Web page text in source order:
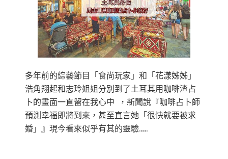
多年前的綜藝節目「食尚玩家」和「花漾姊姊」
浩角翔起和志玲姐姐分別到了土耳其用咖啡渣占
卜的畫面一直留在我心中 ，新聞說『咖啡占卜師
預測幸福即將到來，甚至直言她「很快就要被求
婚」』現今看來似乎有其的靈驗……